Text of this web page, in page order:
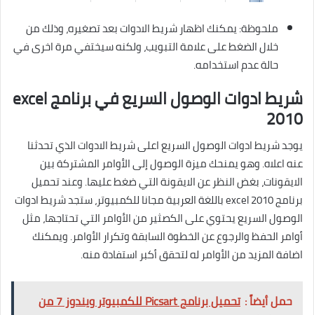
ملحوظة: يمكنك اظهار شريط الادوات بعد تصغيره، وذلك من
خلال الضغط على علامة التبويب، ولكنه سيختفي مرة اخرى في
حالة عدم استخدامه.
شريط ادوات الوصول السريع في برنامج excel
2010
يوجد شريط ادوات الوصول السريع اعلى شريط الادوات الذي تحدثنا
عنه اعلاه. وهو يمنحك ميزة الوصول إلى الأوامر المشتركة بين
الايقونات، بغض النظر عن الايقونة التي ضغط عليها. وعند تحميل
برنامج excel 2010 باللغة العربية مجانا للكمبيوتر، ستجد شريط ادوات
الوصول السريع يحتوي على الكصثير من الأوامر التي تحتاجها، مثل
أوامر الحفظ والرجوع عن الخطوة السابقة وتكرار الأوامر. ويمكنك
اضافة المزيد من الأوامر له لتحقق أكبر استفادة منه.
حمل أيضاً :
تحميل برنامج Picsart للكمبيوتر ويندوز 7 من